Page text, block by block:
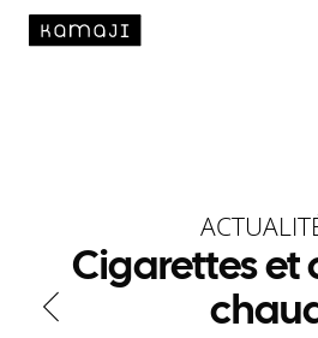
Cigarettes et